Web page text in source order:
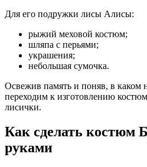
Для его подружки лисы Алисы:
рыжий меховой костюм;
шляпа с перьями;
украшения;
небольшая сумочка.
Освежив память и поняв, в каком
переходим к изготовлению
лисички.
Как сделать костюм
руками